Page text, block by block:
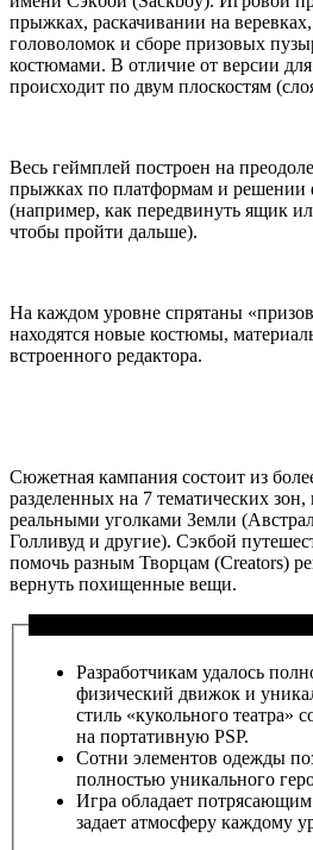
прыжках, раскачивании на
головоломок и сборе призовых
костюмами. В отличие от версии
происходит по двум плоскостям
Весь геймплей построен на
прыжках по платформам и решении
(например, как передвинуть ящик
чтобы пройти дальше).
На каждом уровне спрятаны
находятся новые костюмы,
встроенного редактора.
Сюжетная кампания состоит из
разделенных на 7 тематических
реальными уголками Земли
Голливуд и другие). Сэкбой
помочь разным Творцам (Creators)
вернуть похищенные вещи.
Разработчикам удалось
физический движок и
стиль «кукольного театра»
на портативную PSP.
Сотни элементов одежды
полностью уникального
Игра обладает
задает атмосферу каждому